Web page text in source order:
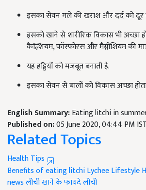
इसका सेवन गले की खराश और दर्द को दूर
इसको खाने से शारीरिक विकास भी अच्छा
कैल्शियम, फॉस्फोरस और मैग्नीशियम की
यह हड्डि‍यों को मजबूत बनाती है.
इसका सेवन से बालों को विकास अच्छा
English Summary:Eating litchi in
Published on:05 June 2020, 04:44 PM
Related Topics
Health Tips
Benefits of eating litchiLycheeLifestyle
newsलीची खाने के फायदेलीची